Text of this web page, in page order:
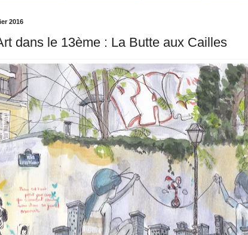
2016
dans le 13ème : La Butte aux Cailles